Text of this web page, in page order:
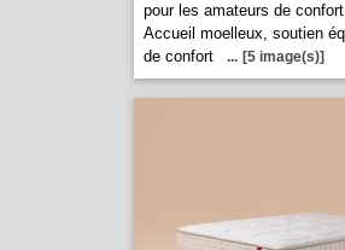
pour les amateurs de
Accueil moelleux, soutien
de confort
... [5 image(s)]